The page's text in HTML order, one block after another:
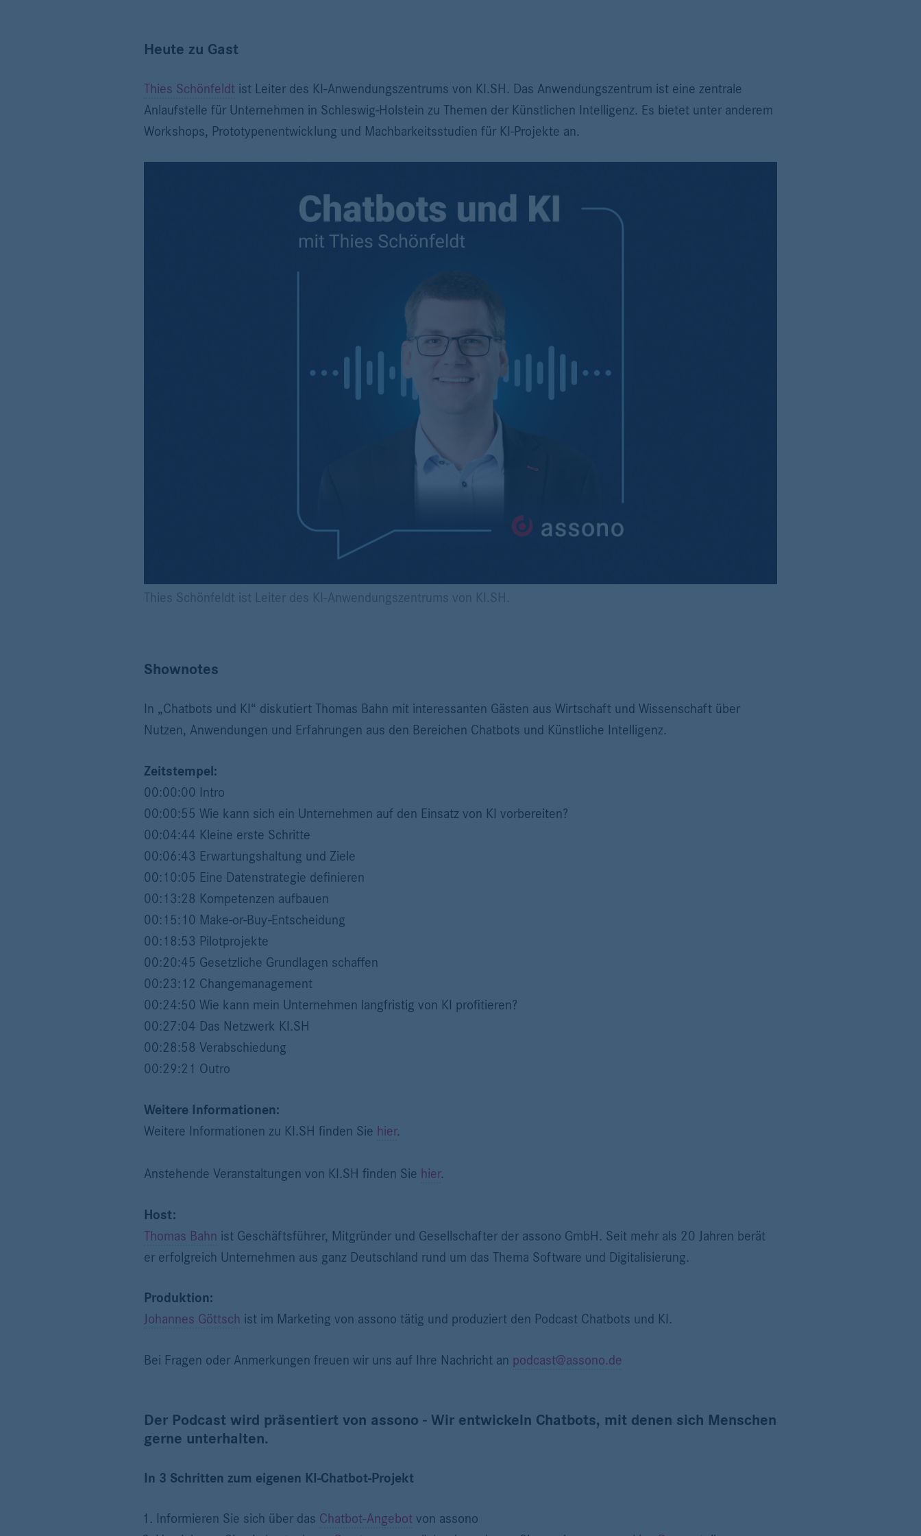
Heute zu Gast
Thies Schönfeldt ist Leiter des KI-Anwendungszentrums von KI.SH. Das Anwendungszentrum ist eine zentrale
Anlaufstelle für Unternehmen in Schleswig-Holstein zu Themen der Künstlichen Intelligenz. Es bietet unter anderem
Workshops, Prototypenentwicklung und Machbarkeitsstudien für KI-Projekte an.
Thies Schönfeldt ist Leiter des KI-Anwendungszentrums von KI.SH.
Shownotes
In „Chatbots und KI“ diskutiert Thomas Bahn mit interessanten Gästen aus Wirtschaft und Wissenschaft über
Nutzen, Anwendungen und Erfahrungen aus den Bereichen Chatbots und Künstliche Intelligenz.
Zeitstempel:
00:00:00 Intro
00:00:55 Wie kann sich ein Unternehmen auf den Einsatz von KI vorbereiten?
00:04:44 Kleine erste Schritte
00:06:43 Erwartungshaltung und Ziele
00:10:05 Eine Datenstrategie definieren
00:13:28 Kompetenzen aufbauen
00:15:10 Make-or-Buy-Entscheidung
00:18:53 Pilotprojekte
00:20:45 Gesetzliche Grundlagen schaffen
00:23:12 Changemanagement
00:24:50 Wie kann mein Unternehmen langfristig von KI profitieren?
00:27:04 Das Netzwerk KI.SH
00:28:58 Verabschiedung
00:29:21 Outro
Weitere Informationen:
Weitere Informationen zu KI.SH finden Sie hier.
Anstehende Veranstaltungen von KI.SH finden Sie hier.
Host:
Thomas Bahn ist Geschäftsführer, Mitgründer und Gesellschafter der assono GmbH. Seit mehr als 20 Jahren berät
er erfolgreich Unternehmen aus ganz Deutschland rund um das Thema Software und Digitalisierung.
Produktion:
Johannes Göttsch ist im Marketing von assono tätig und produziert den Podcast Chatbots und KI.
Bei Fragen oder Anmerkungen freuen wir uns auf Ihre Nachricht an podcast@assono.de
Der Podcast wird präsentiert von assono - Wir entwickeln Chatbots, mit denen sich Menschen
gerne unterhalten.
In 3 Schritten zum eigenen KI-Chatbot-Projekt
Informieren Sie sich über das Chatbot-Angebot von assono